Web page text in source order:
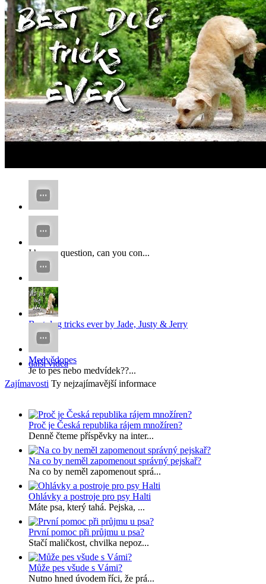
...
I have a question, can you con...
x
x...
Best dog tricks ever by Jade, Justy & Jerry
Medvědopes
Je to pes nebo medvídek??...
další videa
Zajímavosti Ty nejzajímavější informace
Proč je Česká republika rájem množíren?
Denně čteme příspěvky na inter...
Na co by neměl zapomenout správný pejskař?
Na co by neměl zapomenout sprá...
Ohlávky a postroje pro psy Halti
Máte psa, který tahá. Pejska, ...
První pomoc při průjmu u psa?
Stačí maličkost, chvilka nepoz...
Může pes všude s Vámi?
Nutno hned úvodem říci, že prá...